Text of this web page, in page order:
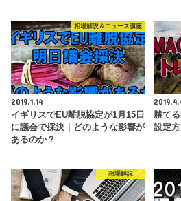
相場解説＆ニュース講座
2019.1.14
イギリスでEU離脱協定が1月15日
に議会で採決｜どのような影響が
あるのか？
勝て
設定
相場解説